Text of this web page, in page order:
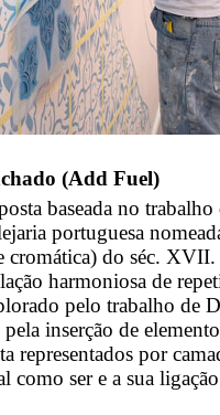
(Add Fuel)
baseada no
portuguesa
cromática) do séc.
harmoniosa de
pelo trabalho de
pela inserção de
representados por
como ser e a sua